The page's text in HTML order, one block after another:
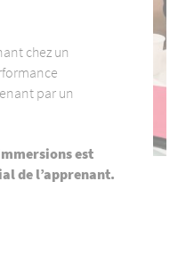
chez un
par un
est
de l’apprenant.